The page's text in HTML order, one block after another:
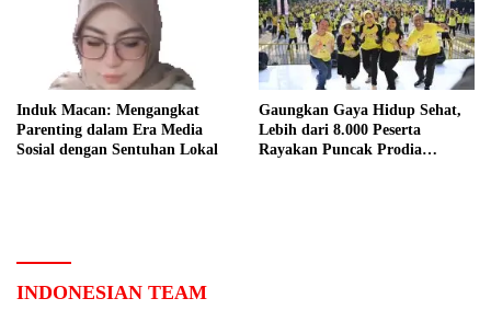
Induk Macan: Mengangkat
Parenting dalam Era Media
Sosial dengan Sentuhan Lokal
Gaungkan Gaya Hidup Sehat,
Lebih dari 8.000 Peserta
Rayakan Puncak Prodia
INDONESIAN TEAM